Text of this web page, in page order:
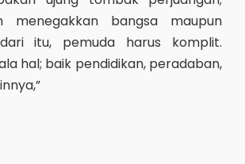
bangsa maupun
itu, pemuda harus komplit.
hal; baik pendidikan, peradaban,